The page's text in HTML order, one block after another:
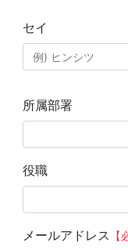
セイ
所属部署
役職
メールアドレス 【